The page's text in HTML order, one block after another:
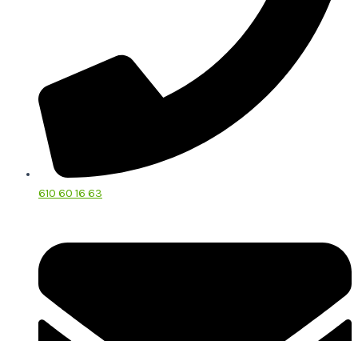
610 60 16 63